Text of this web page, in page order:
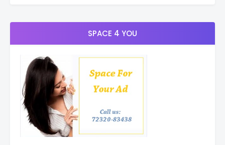
SPACE 4 YOU